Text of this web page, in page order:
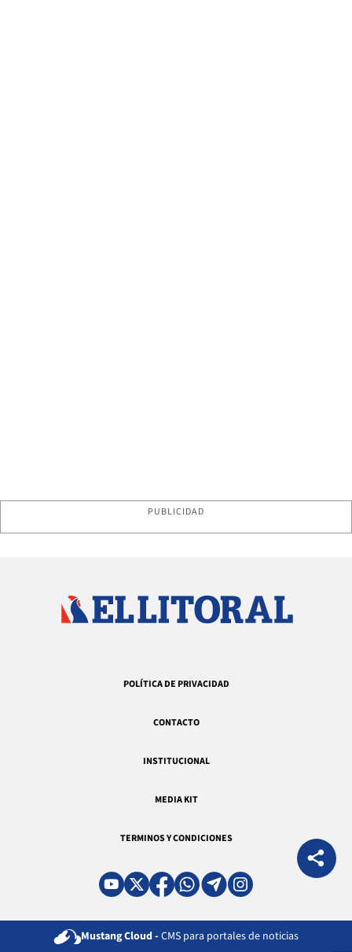
PUBLICIDAD
POLÍTICA DE PRIVACIDAD
CONTACTO
INSTITUCIONAL
MEDIA KIT
TERMINOS Y CONDICIONES
Mustang Cloud - CMS para portales de noticias